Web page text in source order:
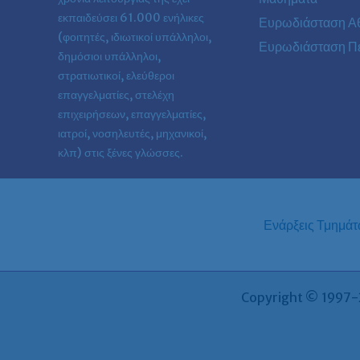
εκπαιδεύσει 61.000 ενήλικες
(φοιτητές, ιδιωτικοί υπάλληλοι,
δημόσιοι υπάλληλοι,
στρατιωτικοί, ελεύθεροι
επαγγελματίες, στελέχη
επιχειρήσεων, επαγγελματίες,
ιατροί, νοσηλευτές, μηχανικοί,
κλπ) στις ξένες γλώσσες.
Ευρωδιάσταση
Ευρωδιάσταση
Ενάρξεις
Copyright © 1997-